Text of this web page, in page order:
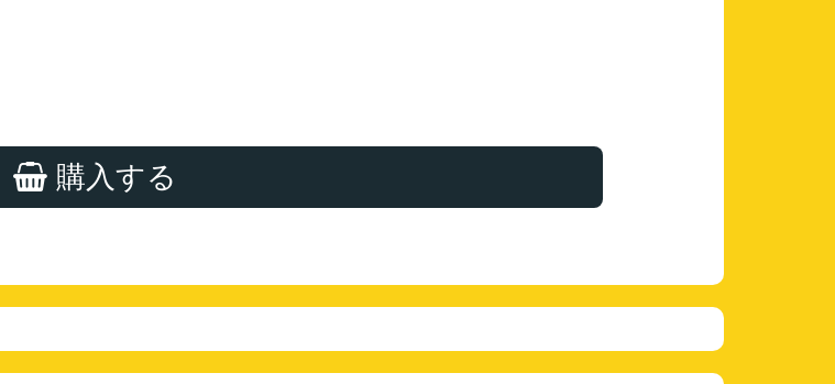
購入する